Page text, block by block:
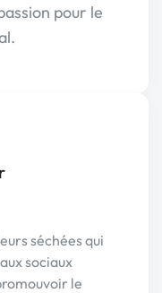
pour le
séchées qui
sociaux
le